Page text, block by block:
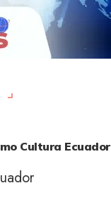
Cultura Ecuador